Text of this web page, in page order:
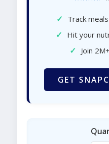
✓ Track
✓ Hit your
✓ Join
GET